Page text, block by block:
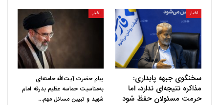
اخبار
سخنگوی جبهه پایداری:
مذاکره نتیجه‌ای ندارد، اما
حرمت مسئولان حفظ شود
اخبار
پیام حضرت آیت‌الله خامنه‌ای
به‌مناسبت حماسه عظیم بدرقه امام
شهید و تبیین مسائل مهم…